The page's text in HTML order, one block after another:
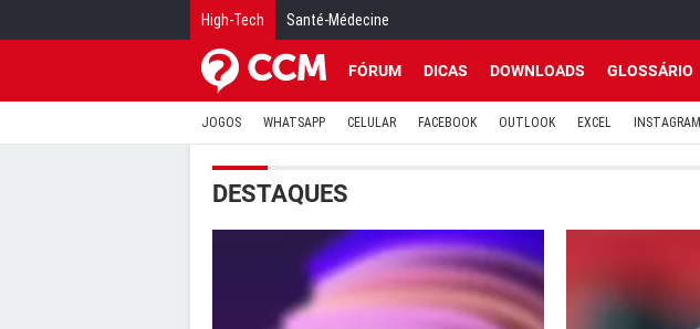
High-Tech Santé-Médecine
FÓRUM DICAS DOWNLOADS GLOSSÁRIO
JOGOS WHATSAPP CELULAR FACEBOOK OUTLOOK EXCEL INSTAGRAM
DESTAQUES